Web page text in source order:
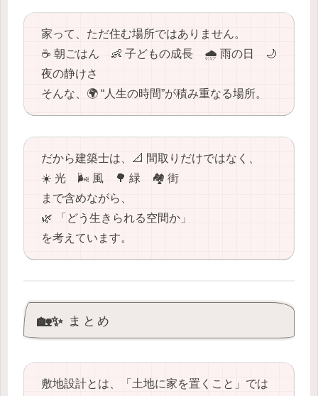
家って、ただ住む場所ではありません。
☕️ 朝ごはん 👶 子どもの成長 🌧️ 雨の日 🌙
夜の静けさ
そんな、🌍 “人生の時間”が積み重なる場所。
だから建築士は、📐 間取りだけではなく、
☀️ 光 🌬️ 風 🌳 緑 🏘️ 街
まで含めながら、
🌿 「どう生きられる空間か」
を考えています。
🏡✨ まとめ
敷地設計とは、「土地に家を置くこと」では